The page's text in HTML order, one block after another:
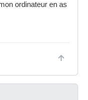
ordinateur en as